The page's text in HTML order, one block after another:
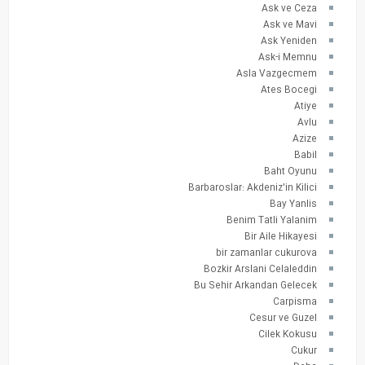
Ask ve Ceza
Ask ve Mavi
Ask Yeniden
Ask-i Memnu
Asla Vazgecmem
Ates Bocegi
Atiye
Avlu
Azize
Babil
Baht Oyunu
Barbaroslar: Akdeniz'in Kilici
Bay Yanlis
Benim Tatli Yalanim
Bir Aile Hikayesi
bir zamanlar cukurova
Bozkir Arslani Celaleddin
Bu Sehir Arkandan Gelecek
Carpisma
Cesur ve Guzel
Cilek Kokusu
Cukur